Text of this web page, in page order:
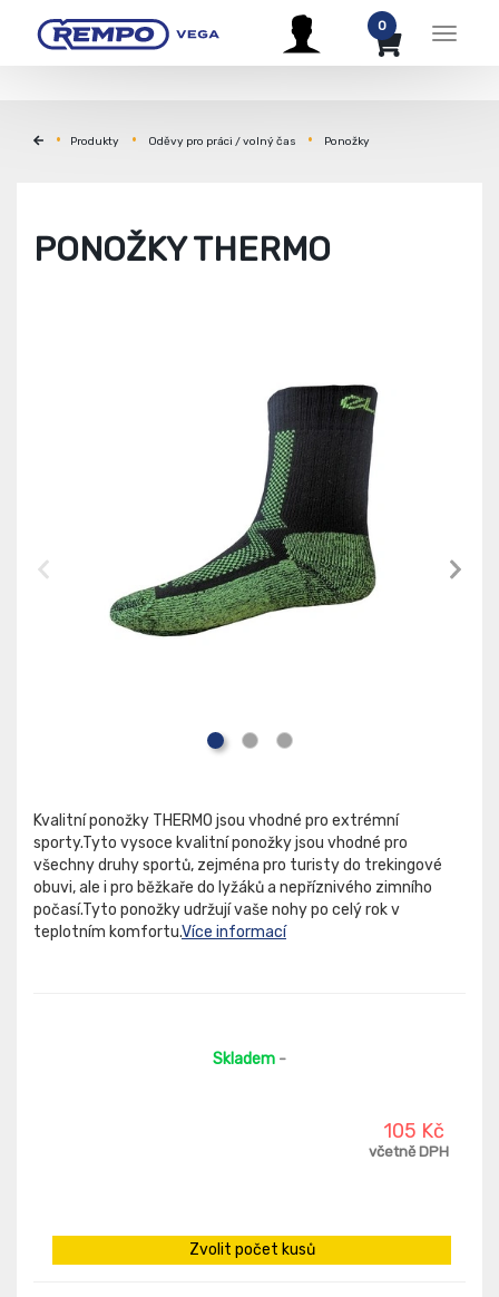
Menu
0
Produkty Oděvy pro práci / volný čas Ponožky
PONOŽKY THERMO
Kvalitní ponožky THERMO jsou vhodné pro extrémní
sporty.Tyto vysoce kvalitní ponožky jsou vhodné pro
všechny druhy sportů, zejména pro turisty do trekingové
obuvi, ale i pro běžkaře do lyžáků a nepříznivého zimního
počasí.Tyto ponožky udržují vaše nohy po celý rok v
teplotním komfortu.Více informací
Skladem -
105 Kč
včetně DPH
Zvolit počet kusů